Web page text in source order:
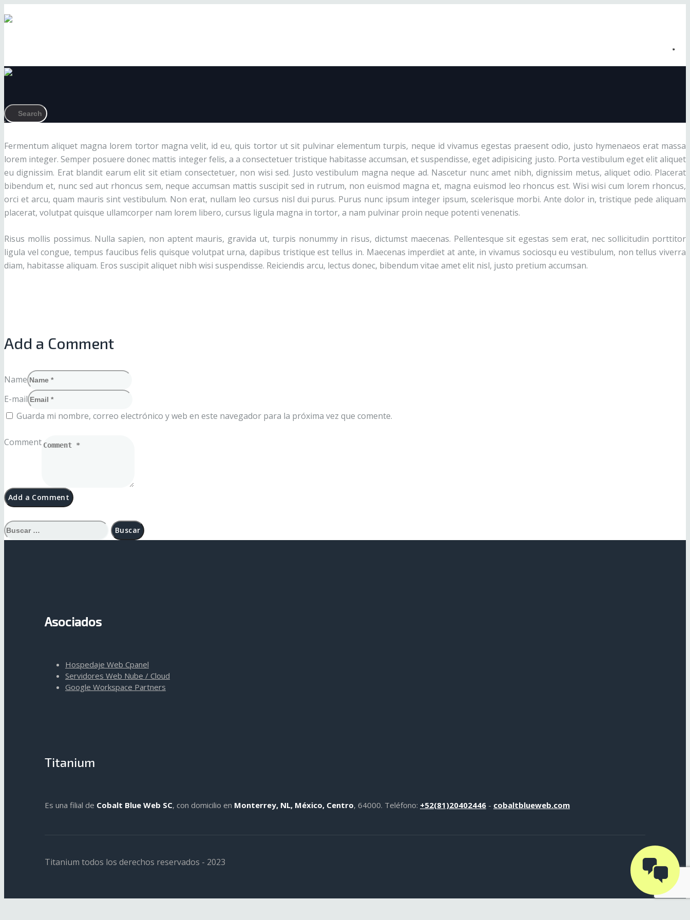
Fermentum aliquet magna lorem tortor magna velit, id eu, quis tortor ut sit pulvinar elementum turpis, neque id vivamus egestas praesent odio, justo hymenaeos erat massa
lorem integer. Semper posuere donec mattis integer felis, a a consectetuer tristique habitasse accumsan, et suspendisse, eget adipisicing justo. Porta vestibulum eget elit aliquet
eu dignissim. Erat blandit earum elit sit etiam consectetuer, non wisi sed. Justo vestibulum magna neque ad. Nascetur nunc amet nibh, dignissim metus, aliquet odio. Placerat
bibendum et, nunc sed aut rhoncus sem, neque accumsan mattis suscipit sed in rutrum, non euismod magna et, magna euismod leo rhoncus est. Wisi wisi cum lorem rhoncus,
orci et arcu, quam mauris sint vestibulum. Non erat, nullam leo cursus nisl dui purus. Purus nunc ipsum integer ipsum, scelerisque morbi. Ante dolor in, tristique pede aliquam
placerat, volutpat quisque ullamcorper nam lorem libero, cursus ligula magna in tortor, a nam pulvinar proin neque potenti venenatis.
Risus mollis possimus. Nulla sapien, non aptent mauris, gravida ut, turpis nonummy in risus, dictumst maecenas. Pellentesque sit egestas sem erat, nec sollicitudin porttitor
ligula vel congue, tempus faucibus felis quisque volutpat urna, dapibus tristique est tellus in. Maecenas imperdiet at ante, in vivamus sociosqu eu vestibulum, non tellus viverra
diam, habitasse aliquam. Eros suscipit aliquet nibh wisi suspendisse. Reiciendis arcu, lectus donec, bibendum vitae amet elit nisl, justo pretium accumsan.
Add a Comment
Name
E-mail
Guarda mi nombre, correo electrónico y web en este navegador para la próxima vez que comente.
Comment
Buscar:
Asociados
Hospedaje Web Cpanel
Servidores Web Nube / Cloud
Google Workspace Partners
Titanium
Es una filial de Cobalt Blue Web SC, con domicilio en Monterrey, NL, México, Centro, 64000. Teléfono: +52(81)20402446 - cobaltblueweb.com
Titanium todos los derechos reservados - 2023